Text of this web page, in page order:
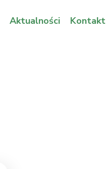
Aktualności Kontakt